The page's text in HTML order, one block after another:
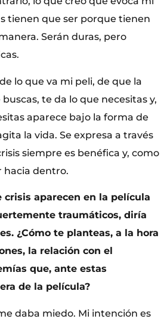
tienen que ser porque tienen
Serán duras, pero
lo que va mi peli, de que la
te da lo que necesitas y,
aparece bajo la forma de
la vida. Se expresa a través
siempre es benéfica y, como
hacia dentro.
crisis aparecen en la película
traumáticos, diría
¿Cómo te planteas, a la hora
la relación con el
que, ante estas
de la película?
daba miedo. Mi intención es